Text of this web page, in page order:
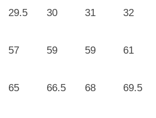
29.5 30 31 32
57 59 59 61
65 66.5 68 69.5